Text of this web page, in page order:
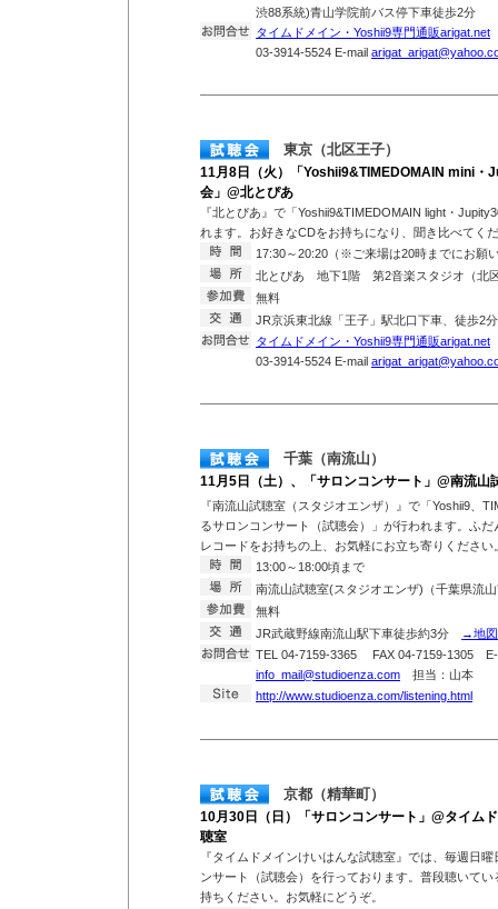
渋88系統)青山学院前バス停下車徒歩2分
タイムドメイン・Yoshii9専門通販arigat.net
03-3914-5524 E-mail
東京（北区王子）
11月8日（火）「Yoshii9&TIMEDOMAIN mini
会」@北とぴあ
『北とぴあ』で「Yoshii9&TIMEDOMAIN light・
れます。お好きなCDをお持ちになり、聞き比べてく
17:30～20:20（※ご来場は20時までにお願
北とぴあ 地下1階 第2音楽スタジオ（北
無料
JR京浜東北線「王子」駅北口下車、徒歩
タイムドメイン・Yoshii9専門通販arigat.net
03-3914-5524 E-mail
千葉（南流山）
11月5日（土）、「サロンコンサート」@南流山
『南流山試聴室（スタジオエンザ）』で「Yoshii9、
るサロンコンサート（試聴会）」が行われます。ふ
レコードをお持ちの上、お気軽にお立ち寄りください
13:00～18:00頃まで
南流山試聴室(スタジオエンザ)（千葉県流
無料
JR武蔵野線南流山駅下車徒歩約3分
→地
TEL 04-7159-3365 FAX 04-7159-1305 E-
info_mail@studioenza.com 担当：山本
http://www.studioenza.com/listening.html
京都（精華町）
10月30日（日）「サロンコンサート」@タイム
聴室
『タイムドメインけいはんな試聴室』では、毎週日
ンサート（試聴会）を行っております。普段聴いて
持ちください。お気軽にどうぞ。